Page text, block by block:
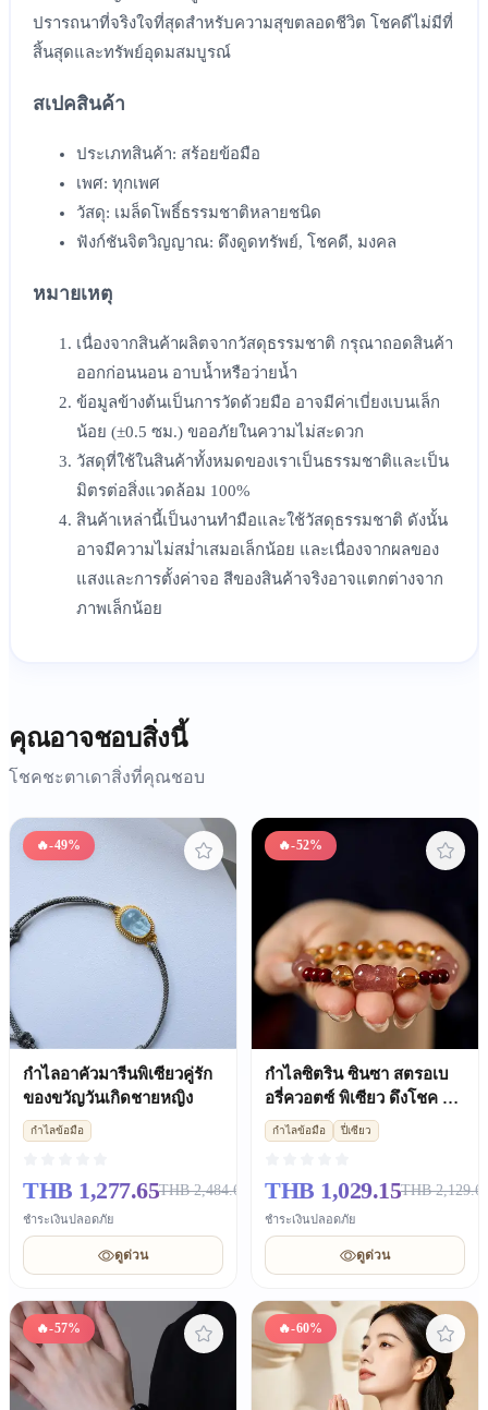
ปรารถนาที่จริงใจที่สุดสำหรับความสุขตลอดชีวิต โชคดีไม่มีที่
สิ้นสุดและทรัพย์อุดมสมบูรณ์
สเปคสินค้า
ประเภทสินค้า: สร้อยข้อมือ
เพศ: ทุกเพศ
วัสดุ: เมล็ดโพธิ์ธรรมชาติหลายชนิด
ฟังก์ชันจิตวิญญาณ: ดึงดูดทรัพย์, โชคดี, มงคล
หมายเหตุ
เนื่องจากสินค้าผลิตจากวัสดุธรรมชาติ กรุณาถอดสินค้า
ออกก่อนนอน อาบน้ำหรือว่ายน้ำ
ข้อมูลข้างต้นเป็นการวัดด้วยมือ อาจมีค่าเบี่ยงเบนเล็ก
น้อย (±0.5 ซม.) ขออภัยในความไม่สะดวก
วัสดุที่ใช้ในสินค้าทั้งหมดของเราเป็นธรรมชาติและเป็น
มิตรต่อสิ่งแวดล้อม 100%
สินค้าเหล่านี้เป็นงานทำมือและใช้วัสดุธรรมชาติ ดังนั้น
อาจมีความไม่สม่ำเสมอเล็กน้อย และเนื่องจากผลของ
แสงและการตั้งค่าจอ สีของสินค้าจริงอาจแตกต่างจาก
ภาพเล็กน้อย
คุณอาจชอบสิ่งนี้
โชคชะตาเดาสิ่งที่คุณชอบ
🔥-49%
กำไลอาคัวมารีนพิเซียวคู่รัก
ของขวัญวันเกิดชายหญิง
กำไลข้อมือ
THB 1,277.65THB 2,484.65
ชำระเงินปลอดภัย
ดูด่วน
🔥-52%
กำไลซิตริน ซินซา สตรอเบ
อรี่ควอตซ์ พิเซียว ดึงโชค ผู้
หญิง
กำไลข้อมือ ปี่เซียว
THB 1,029.15THB
ชำระเงินปลอดภัย
ดูด่วน
🔥-57% 🔥-60%